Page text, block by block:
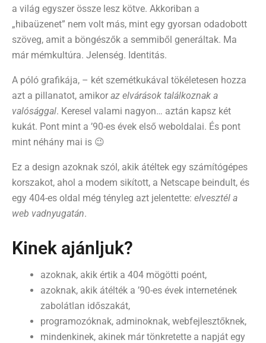
a világ egyszer össze lesz kötve. Akkoriban a
„hibaüzenet” nem volt más, mint egy gyorsan odadobott
szöveg, amit a böngészők a semmiből generáltak. Ma
már mémkultúra. Jelenség. Identitás.
A póló grafikája, – két szemétkukával tökéletesen hozza
azt a pillanatot, amikor az elvárások találkoznak a
valósággal. Keresel valami nagyon… aztán kapsz két
kukát. Pont mint a ’90-es évek első weboldalai. És pont
mint néhány mai is 😉
Ez a design azoknak szól, akik átéltek egy számítógépes
korszakot, ahol a modem sikított, a Netscape beindult, és
egy 404-es oldal még tényleg azt jelentette: elvesztél a
web vadnyugatán.
Kinek ajánljuk?
azoknak, akik értik a 404 mögötti poént,
azoknak, akik átélték a ’90-es évek internetének
zabolátlan időszakát,
programozóknak, adminoknak, webfejlesztőknek,
mindenkinek, akinek már tönkretette a napját egy